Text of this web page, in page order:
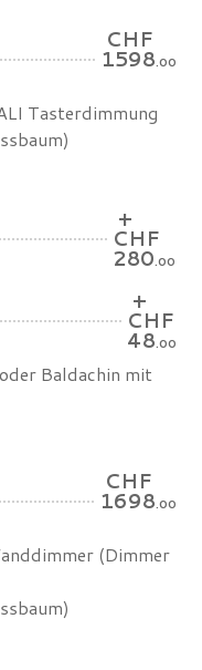
CHF
1598 .00
Tasterdimmung
+
CHF
280.00
+
CHF
48 .00
Baldachin mit
CHF
1698.00
(Dimmer